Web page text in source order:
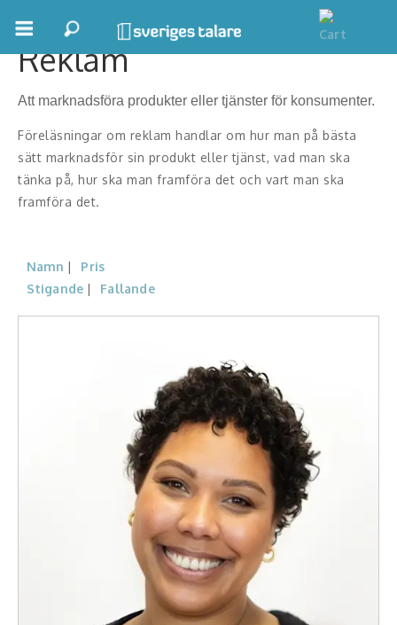
Boka ett möte
Samhällsnytta
Inspiration
Inspirerande Föreläsare
Life Stories & Trivsel
Workshopledare, facilitator
Radio och TV-profiler
Underhållning och event
Reklam
Att marknadsföra produkter eller tjänster för konsumenter.
Föreläsningar om reklam handlar om hur man på bästa
sätt marknadsför sin produkt eller tjänst, vad man ska
tänka på, hur ska man framföra det och vart man ska
framföra det.
Namn
Pris
Stigande
Fallande